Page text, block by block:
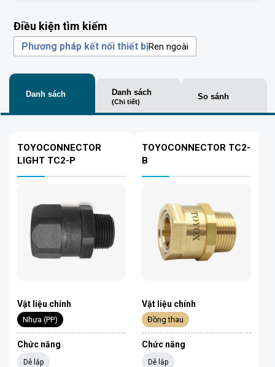
Điều kiện tìm kiếm
Phương pháp kết nối thiết bịRen ngoài
Danh sách Danh sách
(Chi tiết)
So sánh
TOYOCONNECTOR
LIGHT TC2-P
Vật liệu chính
Nhựa (PP)
Chức năng
Dễ lắp
TOYOCONNECTOR TC2-
B
Vật liệu chính
Đồng thau
Chức năng
Dễ lắp